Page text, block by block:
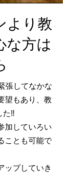
より教
な方は
張してなかな
望もあり、教
た‼
加していろい
ことも可能で
ップしていき